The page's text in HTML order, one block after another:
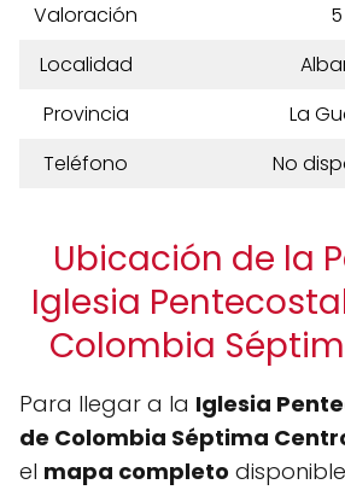
Valoración
5
Localidad
Provincia
La
Teléfono
No
Ubicación de la
Iglesia
Colombia
Para llegar a la Iglesia
de Colombia Séptima
el mapa completo